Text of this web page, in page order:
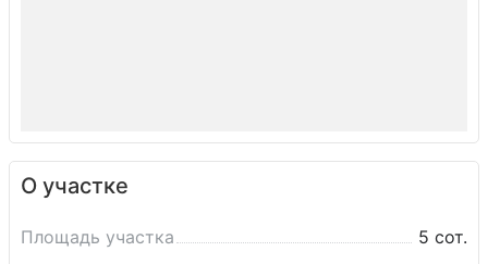
О участке
Площадь участка
5 сот.